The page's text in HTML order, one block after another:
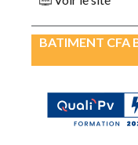
BATIMENT CFA